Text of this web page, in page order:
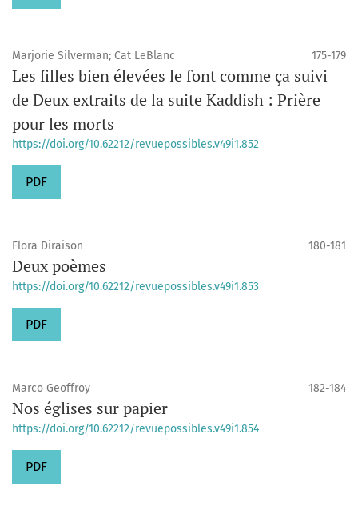
Marjorie Silverman; Cat LeBlanc 175-179
Les filles bien élevées le font comme ça suivi
de Deux extraits de la suite Kaddish : Prière
pour les morts
https://doi.org/10.62212/revuepossibles.v49i1.852
PDF
Flora Diraison 180-181
Deux poèmes
https://doi.org/10.62212/revuepossibles.v49i1.853
PDF
Marco Geoffroy 182-184
Nos églises sur papier
https://doi.org/10.62212/revuepossibles.v49i1.854
PDF